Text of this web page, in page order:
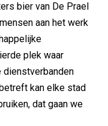
bier van De Prael
aan het werk
plek waar
dienstverbanden
kan elke stad
dat gaan we